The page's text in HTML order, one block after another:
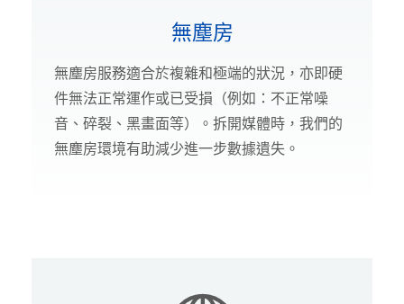
無塵房
無塵房服務適合於複雜和極端的狀況，亦即硬
件無法正常運作或已受損（例如：不正常噪
音、碎裂、黑畫面等）。拆開媒體時，我們的
無塵房環境有助減少進一步數據遺失。